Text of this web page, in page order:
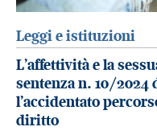
Leggi e istituzioni
L’affettività e la
sentenza n. 10/2024
l’accidentato
diritto